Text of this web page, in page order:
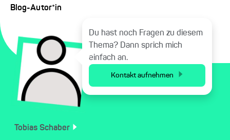
Blog-Autor*in
Tobias Schaber
Du hast noch Fragen zu diesem
Thema? Dann sprich mich
einfach an.
Kontakt aufnehmen